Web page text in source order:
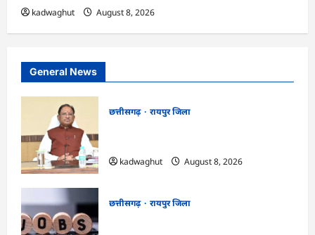
kadwaghut August 8, 2026
General News
छत्तीसगढ़
रायपुर जिला
kadwaghut
August 8, 2026
छत्तीसगढ़
रायपुर जिला